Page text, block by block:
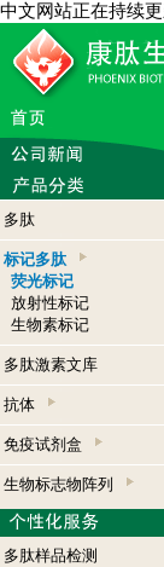
中文网站正在持续
多肽
标记多肽
荧光标记
放射性标记
生物素标记
多肽激素文库
抗体
免疫试剂盒
生物标志物阵列
多肽样品检测